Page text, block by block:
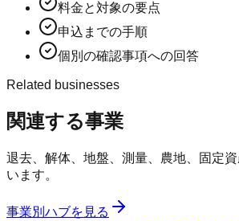
料金と対象の要点
申込までの手順
個別の確認事項への回答
Related businesses
関連する事業
退去、解体、地盤、測量、農地、固定
います。
事業別ハブを見る